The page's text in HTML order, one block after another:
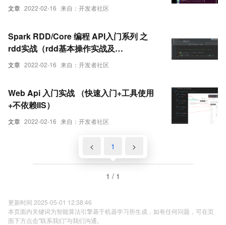
文章 2022-02-16 来自：开发者社区
操作搜狗日志文件、搜狗日志文件深入实
文章 2022-02-16 来自：开发者社区
Spark RDD/Core 编程 API入门系列 之
rdd实战（rdd基本操作实战及
transformation和action流程图）（源
文章 2022-02-16 来自：开发者社区
Web Api 入门实战 （快速入门+工具使用
+不依赖IIS）
< 1 >
1 / 1
更新时间 2025-05-01 12:38:46
本页面内关键词为智能算法引擎基于机器学习所生成，如有任何问题，可在页
面下方点击"联系我们"与我们沟通。